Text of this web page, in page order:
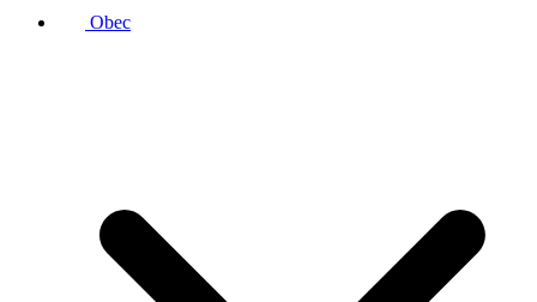
Obec